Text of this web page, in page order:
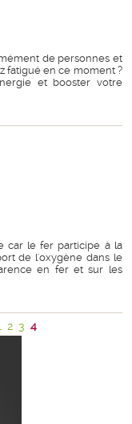
de personnes et
fatigué en ce moment ?
et booster votre
car le fer participe à la
de l'oxygène dans le
en fer et sur les
2 3 4